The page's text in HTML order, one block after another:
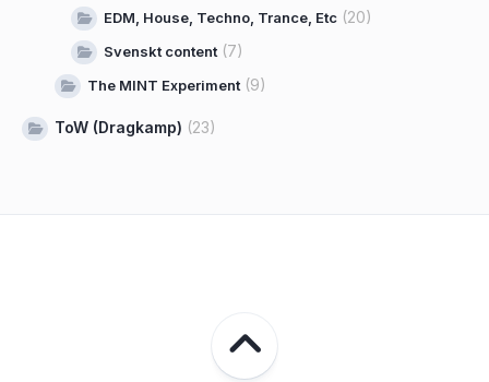
EDM, House, Techno, Trance, Etc (20)
Svenskt content(7)
The MINT Experiment(9)
ToW (Dragkamp) (23)